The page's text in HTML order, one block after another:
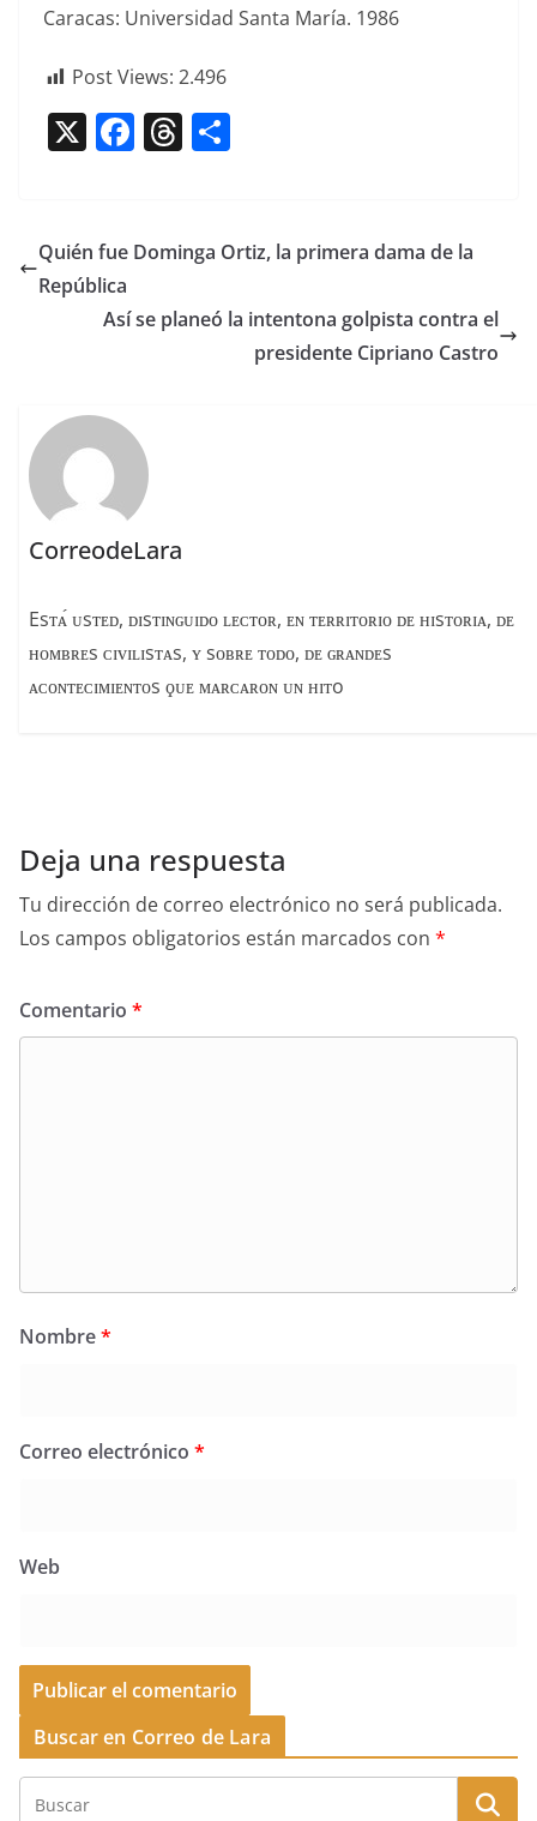
Cara­cas: Uni­ver­si­dad San­ta María. 1986
Post Views: 2.496
X F
e
o
T
a
s
p
tir
Quién fue Dominga Ortiz, la primera dama de la
República
Así se planeó la intentona golpista contra el
presidente Cipriano Castro
CorreodeLara
Esᴛᴀ́ ᴜsᴛᴇᴅ, ᴅɪsᴛɪɴɢᴜɪᴅᴏ ʟᴇᴄᴛᴏʀ, ᴇɴ ᴛᴇʀʀɪᴛᴏʀɪᴏ ᴅᴇ ʜɪsᴛᴏʀɪᴀ, ᴅᴇ
ʜᴏᴍʙʀᴇs ᴄɪᴠɪʟɪsᴛᴀs, ʏ sᴏʙʀᴇ ᴛᴏᴅᴏ, ᴅᴇ ɢʀᴀɴᴅᴇs
ᴀᴄᴏɴᴛᴇᴄɪᴍɪᴇɴᴛᴏs ϙᴜᴇ ᴍᴀʀᴄᴀʀᴏɴ ᴜɴ ʜɪᴛo
Deja una respuesta
Tu dirección de correo electrónico no será publicada.
Los campos obligatorios están marcados con *
Comentario *
Nombre*
Correo electrónico *
Web
Buscar en Correo de Lara